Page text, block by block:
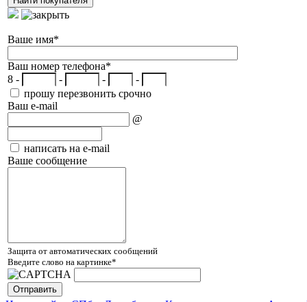
Ваше имя*
Ваш номер телефона*
8 -
- -
-
прошу перезвонить срочно
Ваш e-mail
@
написать на e-mail
Ваше сообщение
Защита от автоматических сообщений
Введите слово на картинке*